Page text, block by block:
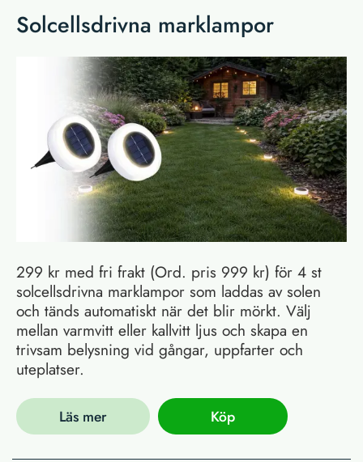
Solcellsdrivna marklampor
299 kr med fri frakt (Ord. pris 999 kr) för 4 st
solcellsdrivna marklampor som laddas av solen
och tänds automatiskt när det blir mörkt. Välj
mellan varmvitt eller kallvitt ljus och skapa en
trivsam belysning vid gångar, uppfarter och
uteplatser.
Läs mer Köp